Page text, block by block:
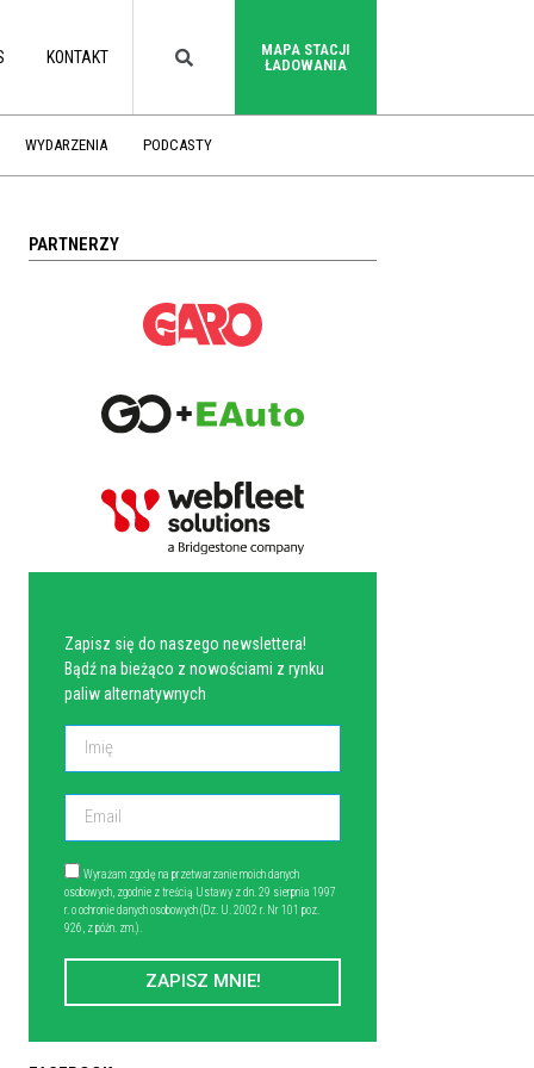
KONTAKT
MAPA STACJI
ŁADOWANIA
WYDARZENIA PODCASTY
PARTNERZY
Zapisz się do naszego newslettera!
Bądź na bieżąco z nowościami z rynku
paliw alternatywnych
Wyrażam zgodę na przetwarzanie moich danych
osobowych, zgodnie z treścią Ustawy z dn. 29 sierpnia 1997
r. o ochronie danych osobowych (Dz. U. 2002 r. Nr 101 poz.
926, z późn. zm.).
ZAPISZ MNIE!